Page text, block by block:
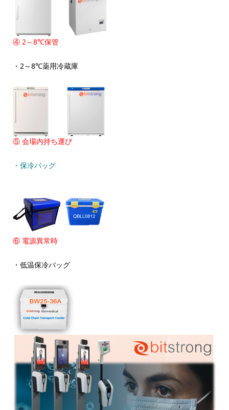
④ 2～8℃保管
・2～8℃薬用冷蔵庫
⑤ 会場内持ち運び
・保冷バッグ
⑥ 電源異常時
・低温保冷バッグ